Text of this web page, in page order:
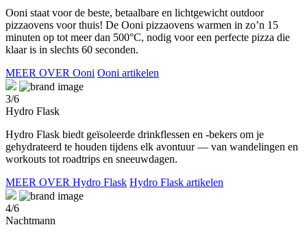
Ooni staat voor de beste, betaalbare en lichtgewicht outdoor
pizzaovens voor thuis! De Ooni pizzaovens warmen in zo’n 15
minuten op tot meer dan 500°C, nodig voor een perfecte pizza die
klaar is in slechts 60 seconden.
MEER OVER Ooni Ooni artikelen
3/6
Hydro Flask
Hydro Flask biedt geïsoleerde drinkflessen en -bekers om je
gehydrateerd te houden tijdens elk avontuur — van wandelingen en
workouts tot roadtrips en sneeuwdagen.
MEER OVER Hydro Flask Hydro Flask artikelen
4/6
Nachtmann